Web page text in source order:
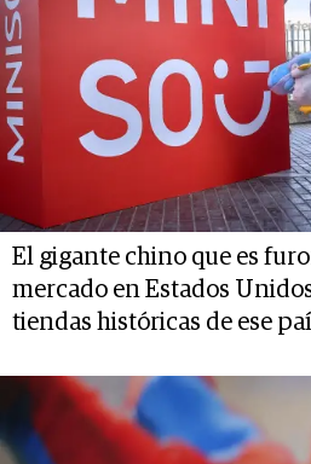
El gigante chino que es
mercado en Estados
tiendas históricas de ese